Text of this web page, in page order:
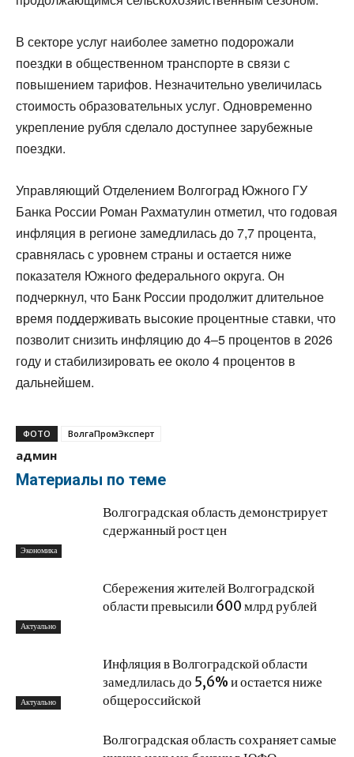
В секторе услуг наиболее заметно подорожали
поездки в общественном транспорте в связи с
повышением тарифов. Незначительно увеличилась
стоимость образовательных услуг. Одновременно
укрепление рубля сделало доступнее зарубежные
поездки.
Управляющий Отделением Волгоград Южного ГУ
Банка России Роман Рахматулин отметил, что годовая
инфляция в регионе замедлилась до 7,7 процента,
сравнялась с уровнем страны и остается ниже
показателя Южного федерального округа. Он
подчеркнул, что Банк России продолжит длительное
время поддерживать высокие процентные ставки, что
позволит снизить инфляцию до 4–5 процентов в 2026
году и стабилизировать ее около 4 процентов в
дальнейшем.
ФОТО ВолгаПромЭксперт
админ
Материалы по теме
Экономика
Волгоградская область демонстрирует
сдержанный рост цен
Актуально
Сбережения жителей Волгоградской
области превысили 600 млрд рублей
Актуально
Инфляция в Волгоградской области
замедлилась до 5,6% и остается ниже
общероссийской
Волгоградская область сохраняет самые